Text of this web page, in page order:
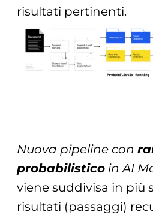
risultati pertinenti.
Nuova pipeline con
probabilisticoin AI
viene suddivisa in più
risultati (passaggi)